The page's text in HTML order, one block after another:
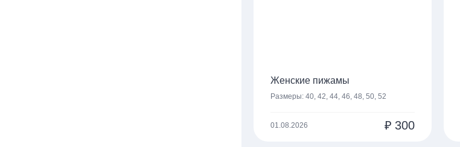
Женские пижамы
Размеры: 40, 42, 44, 46, 48, 50, 52
01.08.2026 ₽ 300